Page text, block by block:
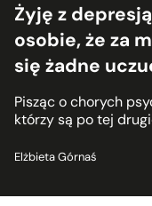
Żyję z
osobie, że za
się żadne
Pisząc o chorych
którzy są po tej
Elżbieta Górnaś